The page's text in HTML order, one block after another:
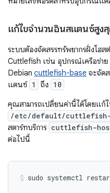
แก้ไขจำนวนอินสแตนซ์สูง
ระบบต้องจัดสรรทรัพยากรฝั่งโฮ
Cuttlefish เช่น อุปกรณ์เครือข่าย
Debian cuttlefish-base จะจัด
แตนซ์ 1 ถึง 10
คุณสามารถเปลี่ยนค่านี้ได้โดยแก้ไ
/etc/default/cuttlefish-
สตาร์ทบริการ cuttlefish-
ต่อไปนี้